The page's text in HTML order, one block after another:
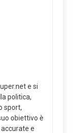
e si
politica,
sport,
obiettivo è
e